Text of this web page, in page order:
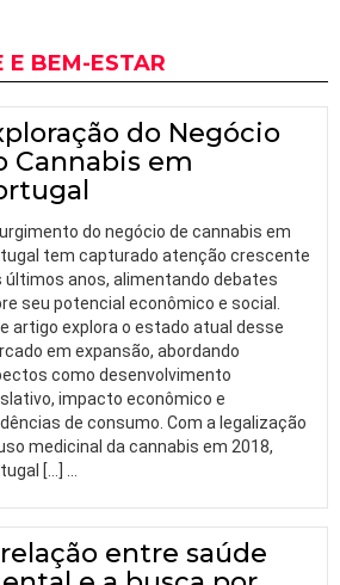
E BEM-ESTAR
do Negócio
Cannabis em
do negócio de cannabis em
tem capturado atenção crescente
últimos anos, alimentando debates
seu potencial econômico e social.
artigo explora o estado atual desse
em expansão, abordando
como desenvolvimento
impacto econômico e
de consumo. Com a legalização
medicinal da cannabis em 2018,
[…]
entre saúde